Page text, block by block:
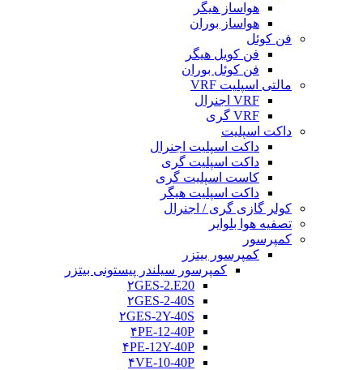
هواساز هیگر
هواساز بوران
فن کوئل
فن کویل هیگر
فن کوئل بوران
مالتی اسپلیت VRF
VRF اجنرال
VRF گری
داکت اسپلیت
داکت اسپلیت اجنرال
داکت اسپلیت گری
کاست اسپلیت گری
داکت اسپلیت هیگر
کولر گازی گری / اجنرال
تصفیه هوا بلوایر
کمپرسور
کمپرسور بیتزر
کمپرسور سیلندر پیستونی بیتزر
۲GES-2.E20
۲GES-2-40S
۲GES-2Y-40S
۴PE-12-40P
۴PE-12Y-40P
۴VE-10-40P